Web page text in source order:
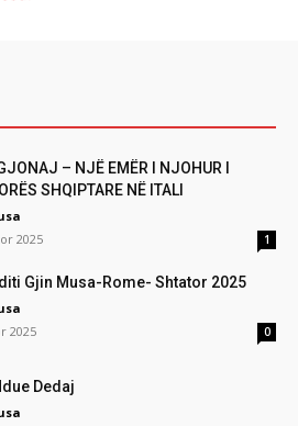
– NJË EMËR I NJOHUR I
SHQIPTARE NË ITALI
2025
1
Gjin Musa-Rome- Shtator 2025
2025
0
Dedaj